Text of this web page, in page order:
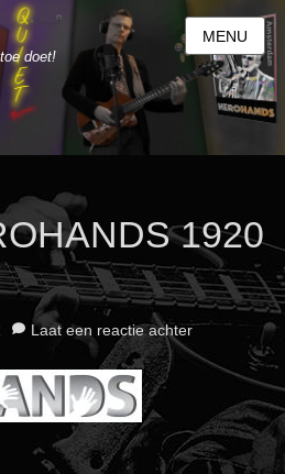
doet!
MENU
1920
Laat een reactie achter